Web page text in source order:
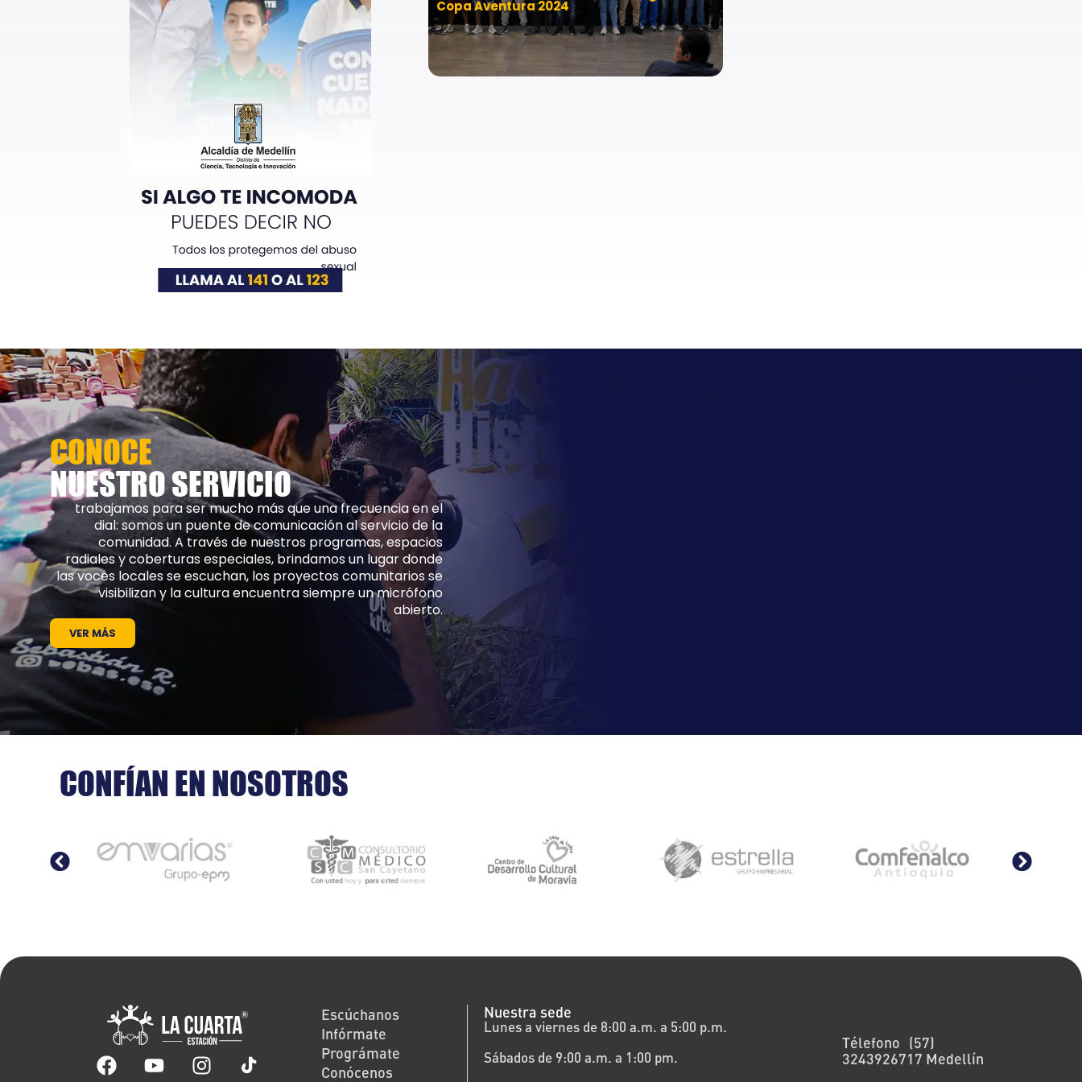
Copa Aventura 2024
CONOCE
NUESTRO SERVICIO
trabajamos para ser mucho más que una frecuencia en el
dial: somos un puente de comunicación al servicio de la
comunidad. A través de nuestros programas, espacios
radiales y coberturas especiales, brindamos un lugar donde
las voces locales se escuchan, los proyectos comunitarios se
visibilizan y la cultura encuentra siempre un micrófono
abierto.
VER MÁS
CONFÍAN EN NOSOTROS
Escúchanos
Infórmate
Prográmate
Conócenos
Nuestra sede
Lunes a viernes de 8:00 a.m. a 5:00 p.m.
Sábados de 9:00 a.m. a 1:00 pm.
Télefono (57)
3243926717 Medellín